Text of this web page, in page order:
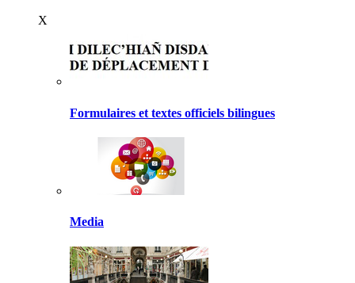
X
Formulaires et textes officiels bilingues
Media